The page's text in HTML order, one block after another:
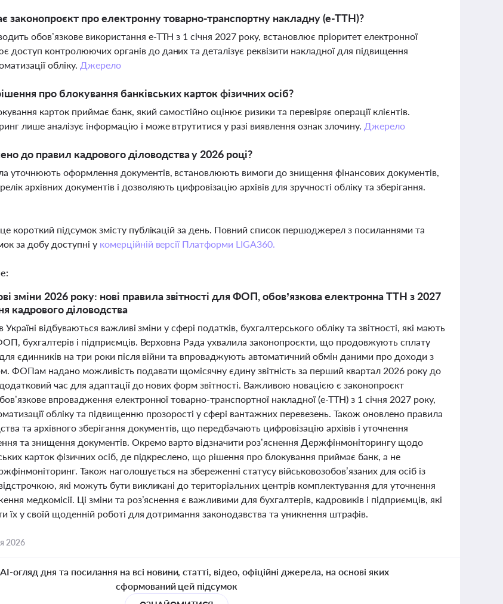
законопроєкт про електронну товарно-транспортну накладну (е-ТТН)?
обов’язкове використання е-ТТН з 1 січня 2027 року, встановлює пріоритет електронної
контролюючих органів до даних та деталізує реквізити накладної для підвищення
обліку. Джерело
про блокування банківських карток фізичних осіб?
карток приймає банк, який самостійно оцінює ризики та перевіряє операції клієнтів.
лише аналізує інформацію і може втрутитися у разі виявлення ознак злочину. Джерело
до правил кадрового діловодства у 2026 році?
уточнюють оформлення документів, встановлюють вимоги до знищення фінансових документів,
архівних документів і дозволяють цифровізацію архівів для зручності обліку та зберігання.
короткий підсумок змісту публікацій за день. Повний список першоджерел з посиланнями та
за добу доступні у комерційній версії Платформи LIGA360.
зміни 2026 року: нові правила звітності для ФОП, обов’язкова електронна ТТН з 2027
кадрового діловодства
Україні відбуваються важливі зміни у сфері податків, бухгалтерського обліку та звітності, які мають
бухгалтерів і підприємців. Верховна Рада ухвалила законопроєкти, що продовжують сплату
єдинників на три роки після війни та впроваджують автоматичний обмін даними про доходи з
ФОПам надано можливість подавати щомісячну єдину звітність за перший квартал 2026 року до
час для адаптації до нових форм звітності. Важливою новацією є законопроєкт
впровадження електронної товарно-транспортної накладної (е-ТТН) з 1 січня 2027 року,
обліку та підвищенню прозорості у сфері вантажних перевезень. Також оновлено правила
та архівного зберігання документів, що передбачають цифровізацію архівів і уточнення
та знищення документів. Окремо варто відзначити роз’яснення Держфінмоніторингу щодо
карток фізичних осіб, де підкреслено, що рішення про блокування приймає банк, а не
Також наголошується на збереженні статусу військовозобов’язаних для осіб із
які можуть бути викликані до територіальних центрів комплектування для уточнення
медкомісії. Ці зміни та роз’яснення є важливими для бухгалтерів, кадровиків і підприємців, які
їх у своїй щоденній роботі для дотримання законодавства та уникнення штрафів.
2026
огляд дня та посилання на всі новини, статті, відео, офіційні джерела, на основі яких
сформований цей підсумок